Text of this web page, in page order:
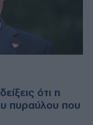
ότι η
πυραύλου που